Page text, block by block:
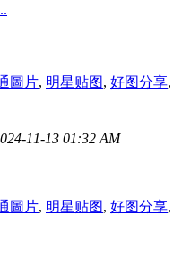
圖片, 明星贴图, 好图分享,
11-13 01:32 AM
圖片, 明星贴图, 好图分享,